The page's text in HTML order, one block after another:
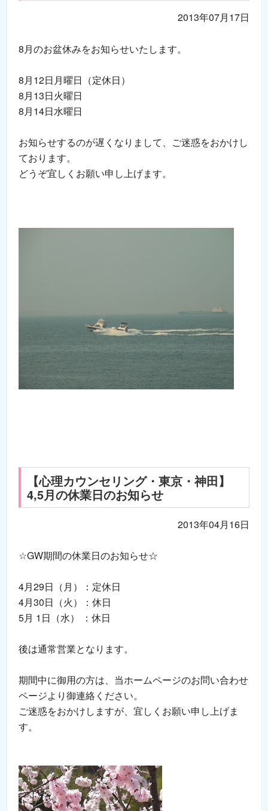
2013年07月17日
8月のお盆休みをお知らせいたします。
8月12日月曜日（定休日）
8月13日火曜日
8月14日水曜日
お知らせするのが遅くなりまして、ご迷惑をおかけし
ております。
どうぞ宜しくお願い申し上げます。
【心理カウンセリング・東京・神田】
4,5月の休業日のお知らせ
2013年04月16日
☆GW期間の休業日のお知らせ☆
4月29日（月）：定休日
4月30日（火）：休日
5月 1日（水） ：休日
後は通常営業となります。
期間中に御用の方は、当ホームページのお問い合わせ
ページより御連絡ください。
ご迷惑をおかけしますが、宜しくお願い申し上げま
す。